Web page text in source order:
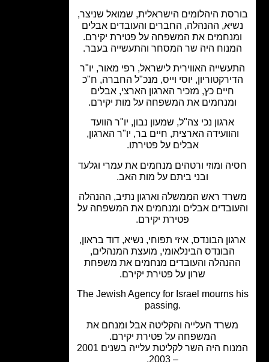
היהלומים הישראלית, שמואל שניצר,
ההנהלה, החברים והעובדים אבלים
את המשפחה על פטירת יקירם.
היה שר המסחר והתעשייה בעבר.
האווירית לישראל, רפי מאור, יו"ר
יוסי וייס, מנכ"ל החברה, ח"כ
חיים כץ, מזכיר הארגון הארצי, אבלים
ומנחמים את המשפחה על מות יקירם.
ארגון נכי צה"ל, שמעון נבון, יו"ר הוועד
הארצית, חיים בר, יו"ר הארגון,
אבלים על פטירתו.
ומוזי ורטהים מנחמים את עמרי וגלעד
ובני ביתם על מות האב.
ראש הממשלה וארגון נתיב, ההנהלה
אבלים ומנחמים את המשפחה על
פטירת יקירם.
הבונדס, איזי תפוחי, נשיא, דוד בראון,
הבונדס הבינלאומי, מועצת המנהלים,
והעובדים מנחמים את משפחת
שרון על פטירת יקירם.
The Jewish Agency for Israel mourns
passing.
העלייה והקליטה אבל ומנחם את
המשפחה על פטירת יקירם.
המנוח היה השר לקליטת עלייה בשנים 2001